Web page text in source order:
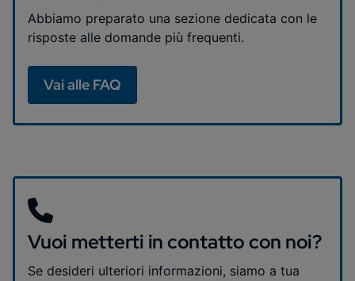
Abbiamo preparato una sezione dedicata con le
risposte alle domande più frequenti.
Vai alle FAQ
Vuoi metterti in contatto con noi?
Se desideri ulteriori informazioni, siamo a tua